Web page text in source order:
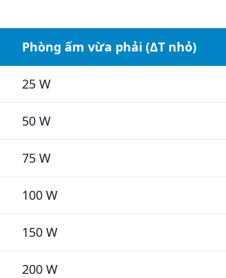
Phòng ấm vừa phải (ΔT nhỏ)
25 W
50 W
75 W
100 W
150 W
200 W